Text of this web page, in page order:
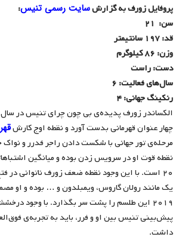
پروفایل زورف به گزارشسایت رسمی تنیس:
سن: ۲۱
قد: ۱۹۷ سانتیمتر
وزن: ۸۶ کیلوگرم
دست: راست
سال‌های فعالیت: ۶
رنکینگ جهانی: ۴
چهار عنوان قهرمانی بدست آورد و نقطه اوج کارش
مرحله‌ی تور جهانی با شکست دادن راجر فدرر و
نقطه قوت او در سرویس زدن بوده و میانگین
۲۰ است. با این وجود نقطه ضعف زورف ناتوانی در
یک مانند رولان گاروس، ویمبلدون و … بوده و او
۲۰۱۹ این طلسم را پشت سر بگذارد. با وجود
پیش‌بینی تنیس بین او و فرر، باید به تجربه‌ی
داشت.